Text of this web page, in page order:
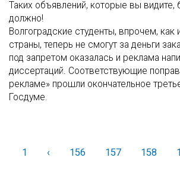
Таких объявлений, которые вы
должно!
Волгоградские студенты, впрочем, как
страны, теперь не смогут за деньги
под запретом оказалась и реклама
диссертаций. Соответствующие
рекламе» прошли окончательное
Госдуме.
1 ‹Назад156 157 158